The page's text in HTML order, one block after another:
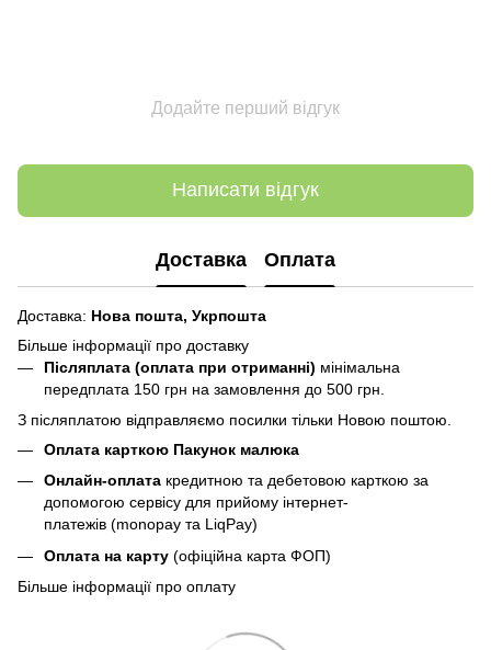
Додайте перший відгук
Написати відгук
Доставка Оплата
Доставка: Нова пошта, Укрпошта
Більше інформації про доставку
Післяплата (оплата при отриманні) мінімальна
передплата 150 грн на замовлення до 500 грн.
З післяплатою відправляємо посилки тільки Новою поштою.
Оплата карткою Пакунок малюка
Онлайн-оплата кредитною та дебетовою карткою за
допомогою сервісу для прийому інтернет-
платежів (monopay та LiqPay)
Оплата на карту (офіційна карта ФОП)
Більше інформації про оплату